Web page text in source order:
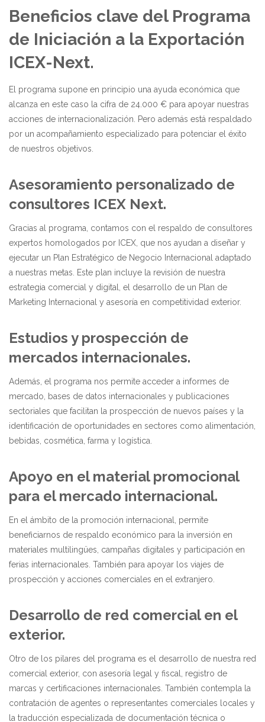
Beneficios clave del Programa
de Iniciación a la Exportación
ICEX-Next.
El programa supone en principio una ayuda económica que
alcanza en este caso la cifra de 24.000 € para apoyar nuestras
acciones de internacionalización. Pero además está respaldado
por un acompañamiento especializado para potenciar el éxito
de nuestros objetivos.
Asesoramiento personalizado de
consultores ICEX Next.
Gracias al programa, contamos con el respaldo de consultores
expertos homologados por ICEX, que nos ayudan a diseñar y
ejecutar un Plan Estratégico de Negocio Internacional adaptado
a nuestras metas. Este plan incluye la revisión de nuestra
estrategia comercial y digital, el desarrollo de un Plan de
Marketing Internacional y asesoría en competitividad exterior.
Estudios y prospección de
mercados internacionales.
Además, el programa nos permite acceder a informes de
mercado, bases de datos internacionales y publicaciones
sectoriales que facilitan la prospección de nuevos países y la
identificación de oportunidades en sectores como alimentación,
bebidas, cosmética, farma y logística.
Apoyo en el material promocional
para el mercado internacional.
En el ámbito de la promoción internacional, permite
beneficiarnos de respaldo económico para la inversión en
materiales multilingües, campañas digitales y participación en
ferias internacionales. También para apoyar los viajes de
prospección y acciones comerciales en el extranjero.
Desarrollo de red comercial en el
exterior.
Otro de los pilares del programa es el desarrollo de nuestra red
comercial exterior, con asesoría legal y fiscal, registro de
marcas y certificaciones internacionales. También contempla la
contratación de agentes o representantes comerciales locales y
la traducción especializada de documentación técnica o